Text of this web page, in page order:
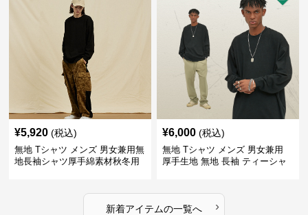
¥5,920 (税込)
無地 Tシャツ メンズ 男女兼用無
地長袖シャツ厚手綿素材秋冬用
¥6,000 (税込)
無地 Tシャツ メンズ 男女兼用
厚手生地 無地 長袖 ティーシャ
新着アイテムの一覧へ ›